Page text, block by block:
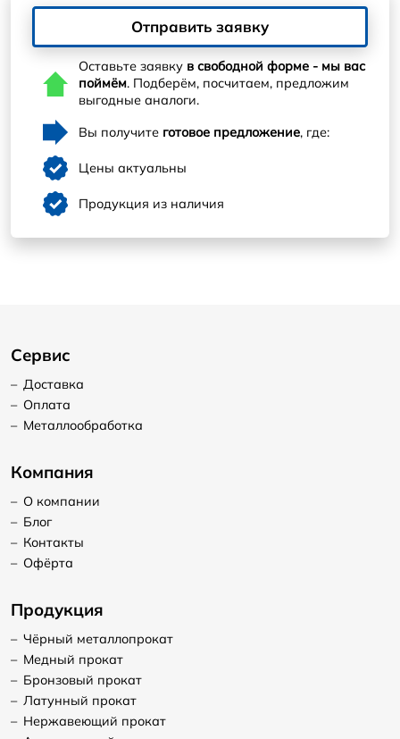
Отправить заявку
Оставьте заявку в свободной форме - мы вас
поймём. Подберём, посчитаем, предложим
выгодные аналоги.
Вы получите готовое предложение, где:
Цены актуальны
Продукция из наличия
Сервис
– Доставка
– Оплата
– Металлообработка
Компания
– О компании
– Блог
– Контакты
– Офёрта
Продукция
– Чёрный металлопрокат
– Медный прокат
– Бронзовый прокат
– Латунный прокат
– Нержавеющий прокат